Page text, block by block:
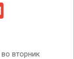
вторник